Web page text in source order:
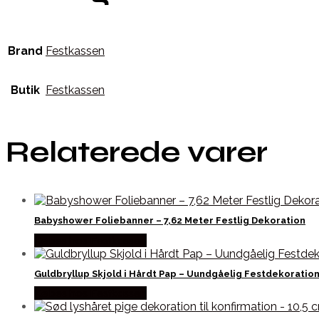
Brand Festkassen
Butik Festkassen
Relaterede varer
Babyshower Foliebanner – 7,62 Meter Festlig Dekoration
Guldbryllup Skjold i Hårdt Pap – Uundgåelig